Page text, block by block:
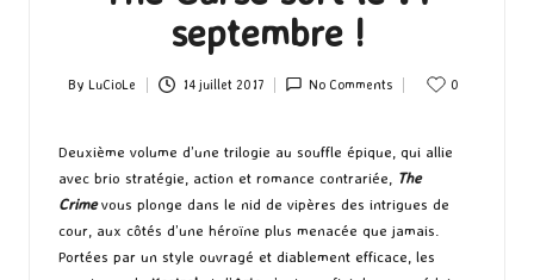
septembre !
Posted
By LuCioLe 14 juillet 2017 No Comments 0
Deuxième volume d’une trilogie au souffle épique, qui allie
avec brio stratégie, action et romance contrariée, The
Crimevous plonge dans le nid de vipères des intrigues de
cour, aux côtés d’une héroïne plus menacée que jamais.
Portées par un style ouvragé et diablement efficace, les